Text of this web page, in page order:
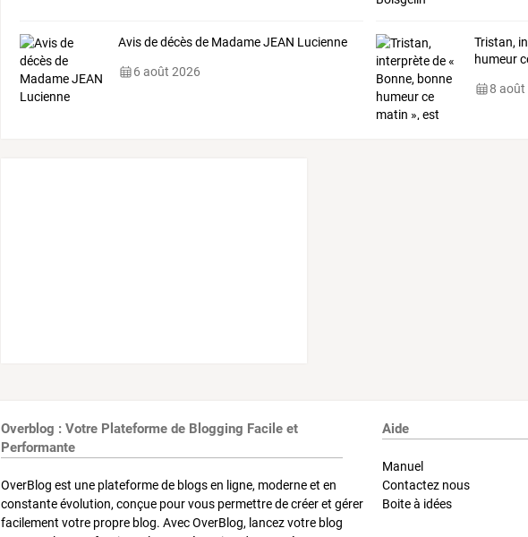
Avis de décès de Madame JEAN Lucienne
6 août 2026
Tristan,
humeur
8 août
Overblog : Votre Plateforme de Blogging Facile et
Performante
OverBlog est une plateforme de blogs en ligne, moderne et en
constante évolution, conçue pour vous permettre de créer et gérer
facilement votre propre blog. Avec OverBlog, lancez votre blog
Aide
Manuel
Contactez nous
Boite à idées